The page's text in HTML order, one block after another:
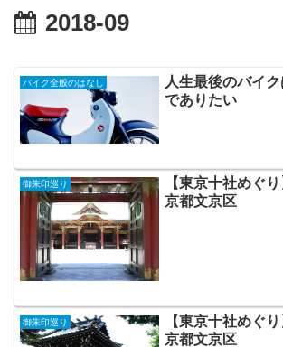
2018-09
バイク全般のはなし
人生最後のバイ
でありたい
御朱印巡り
【東京十社めぐ
京都文京区
御朱印巡り
【東京十社めぐ
京都文京区